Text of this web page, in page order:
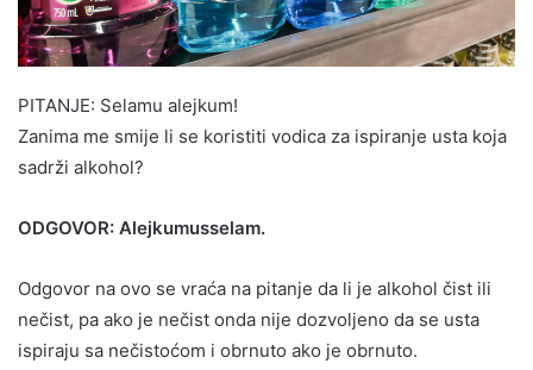
PITANJE: Selamu alejkum!
Zanima me smije li se koristiti vodica za ispiranje usta koja
sadrži alkohol?
ODGOVOR: Alejkumusselam.
Odgovor na ovo se vraća na pitanje da li je alkohol čist ili
nečist, pa ako je nečist onda nije dozvoljeno da se usta
ispiraju sa nečistoćom i obrnuto ako je obrnuto.